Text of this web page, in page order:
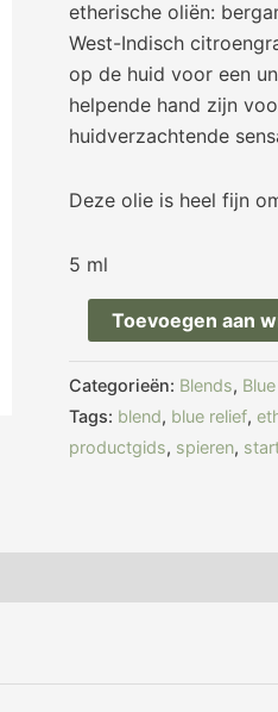
etherische oliën:
West-Indisch
op de huid voor een
helpende hand zijn
huidverzachtende
Deze olie is heel fijn
5 ml
Toevoegen aan
Categorieën: Blends,
Tags: blend, blue relief,
productgids, spieren,